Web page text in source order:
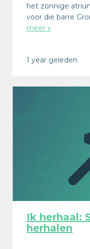
het zonnige
voor die barre
meer »
1 year geleden
Ik herhaal:
herhalen